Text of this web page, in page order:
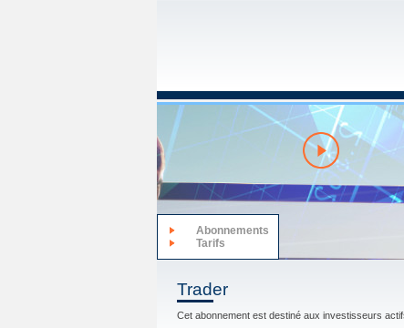
Abonnements
Tarifs
Trader
Cet abonnement est destiné aux investisseurs